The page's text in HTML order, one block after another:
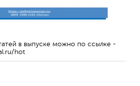
в выпуске можно по ссылке -
hot